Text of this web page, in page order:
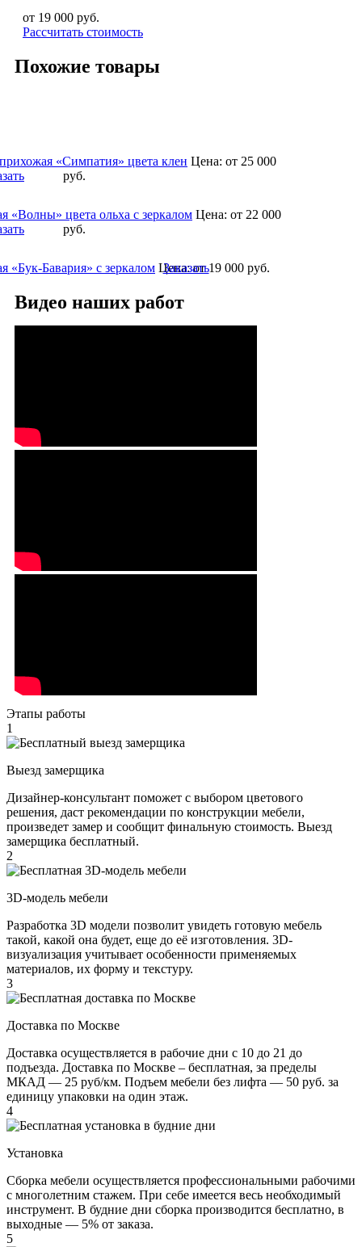
от 19 000 руб.
Рассчитать стоимость
Похожие товары
«Симпатия» цвета клен Цена: от 25 000
руб.
«Волны» цвета ольха с зеркалом Цена: от 22 000
руб.
«Бук-Бавария» с зеркалом Цена:от 19 000 руб.
Заказать
Видео наших работ
Этапы работы
1
Выезд замерщика
Дизайнер-консультант поможет с выбором цветового
решения, даст рекомендации по конструкции мебели,
произведет замер и сообщит финальную стоимость. Выезд
замерщика бесплатный.
2
3D-модель мебели
Разработка 3D модели позволит увидеть готовую мебель
такой, какой она будет, еще до её изготовления. 3D-
визуализация учитывает особенности применяемых
материалов, их форму и текстуру.
3
Доставка по Москве
Доставка осуществляется в рабочие дни с 10 до 21 до
подъезда. Доставка по Москве – бесплатная, за пределы
МКАД — 25 руб/км. Подъем мебели без лифта — 50 руб. за
единицу упаковки на один этаж.
4
Установка
Сборка мебели осуществляется профессиональными рабочими
с многолетним стажем. При себе имеется весь необходимый
инструмент. В будние дни сборка производится бесплатно, в
выходные — 5% от заказа.
5